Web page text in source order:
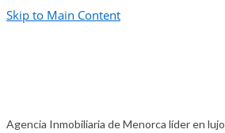
Skip to Main Content
Agencia Inmobiliaria de Menorca líder en lujo